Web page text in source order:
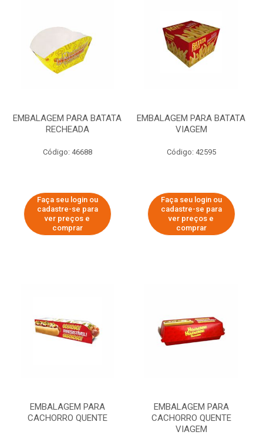
EMBALAGEM PARA BATATA
RECHEADA
Código: 46688
Faça seu login ou
cadastre-se para
ver preços e
comprar
EMBALAGEM PARA BATATA
VIAGEM
Código: 42595
Faça seu login ou
cadastre-se para
ver preços e
comprar
EMBALAGEM PARA
CACHORRO QUENTE
EMBALAGEM PARA
CACHORRO QUENTE
VIAGEM